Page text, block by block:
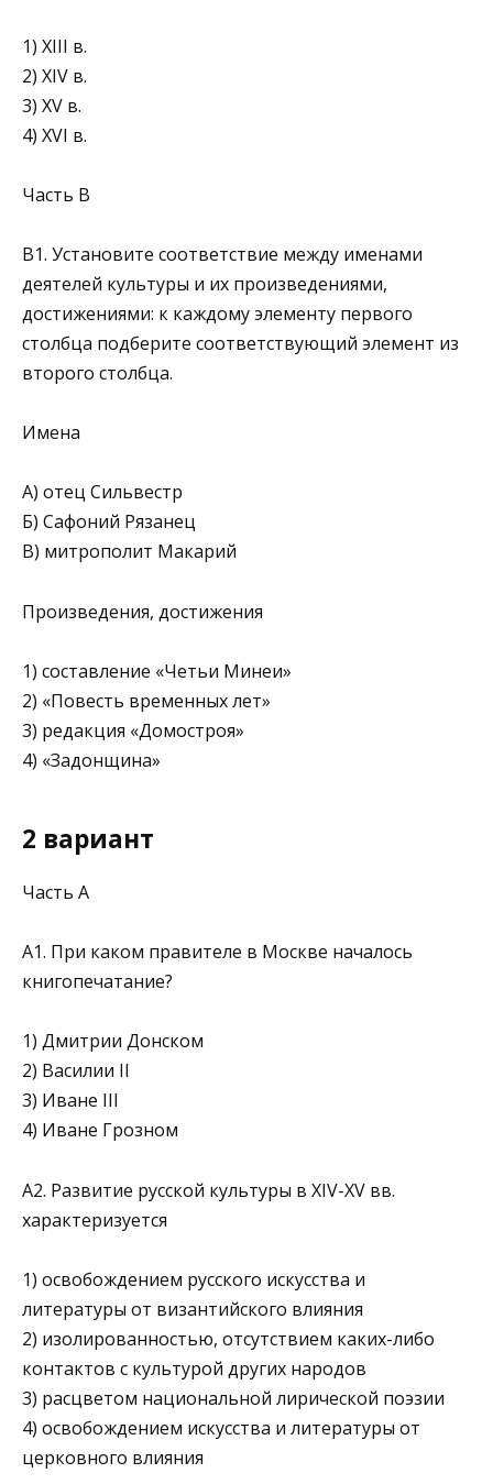
1) XIII в.
2) XIV в.
3) XV в.
4) XVI в.
Часть В
В1. Установите соответствие между именами
деятелей культуры и их произведениями,
достижениями: к каждому элементу первого
столбца подберите соответствующий элемент из
второго столбца.
Имена
А) отец Сильвестр
Б) Сафоний Рязанец
В) митрополит Макарий
Произведения, достижения
1) составление «Четьи Минеи»
2) «Повесть временных лет»
3) редакция «Домостроя»
4) «Задонщина»
2 вариант
Часть А
А1. При каком правителе в Москве началось
книгопечатание?
1) Дмитрии Донском
2) Василии II
3) Иване III
4) Иване Грозном
А2. Развитие русской культуры в XIV-XV вв.
характеризуется
1) освобождением русского искусства и
литературы от византий­ского влияния
2) изолированностью, отсутствием каких-либо
контактов с куль­турой других народов
3) расцветом национальной лирической поэзии
4) освобождением искусства и литературы от
церковного влияния